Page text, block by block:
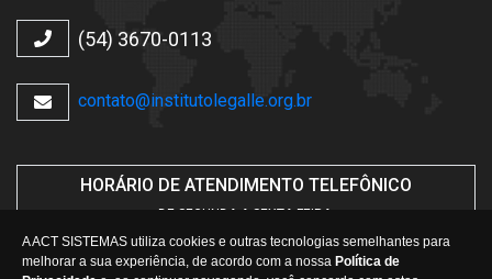
A ACT SISTEMAS utiliza cookies e outras tecnologias semelhantes para
melhorar a sua experiência, de acordo com a nossa Política de
(54) 3670-0113
contato@institutolegalle.org.br
HORÁRIO DE ATENDIMENTO TELEFÔNICO
DE SEGUNDA A SEXTA-FEIRA.
DAS08h30min 12h 14h30min